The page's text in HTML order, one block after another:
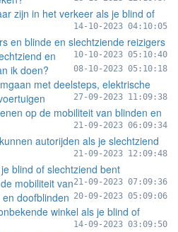
zijn in het verkeer als je blind of
14-10-2023 04:10:05
en blinde en slechtziende reizigers
10-10-2023 05:10:40
en
ik doen?
08-10-2023 05:10:18
met deelsteps, elektrische
27-09-2023 11:09:38
op de mobiliteit van blinden en
21-09-2023 06:09:34
autorijden als je slechtziend
21-09-2023 12:09:48
blind of slechtziend bent
21-09-2023 07:09:36
mobiliteit van
doofblinden 20-09-2023 05:09:06
winkel als je blind of
14-09-2023 03:09:50